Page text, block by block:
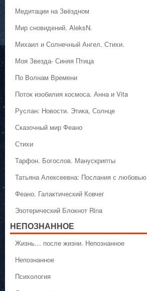
Медитации на Звёздном
Мир сновидений. AleksN.
Михаил и Солнечный Ангел. Стихи.
Моя Звезда- Синяя Птица
По Волнам Времени
Поток изобилия космоса. Анна и Vita
Руслан: Новости. Этика, Солнце
Сказочный мир Феано
Стихи
Тарфон. Богослов. Манускрипты
Татьяна Алексеевна: Послания с любовью
Феано. Галактический Ковчег
Эзотерический Блокнот Rina
НЕПОЗНАННОЕ
Жизнь… после жизни. Непознанное
Непознанное
Психология